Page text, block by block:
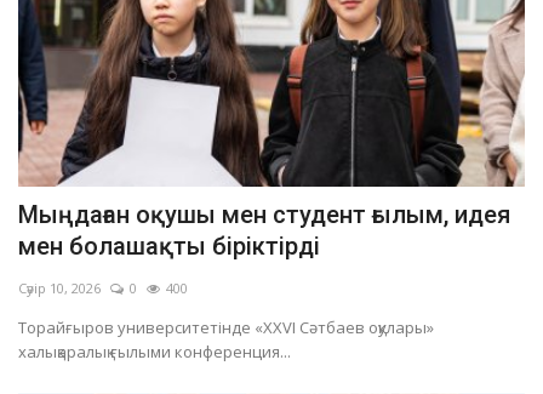
Мыңдаған оқушы мен студент ғылым, идея
мен болашақты біріктірді
Сәуір 10, 2026 0 400
Торайғыров университетінде «ХХVI Сәтбаев оқулары»
халықаралық ғылыми конференция...